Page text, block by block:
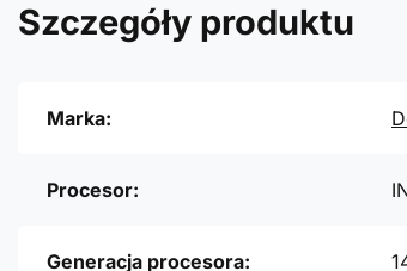
Szczegóły produktu
Marka:
Procesor:
Generacja procesora: